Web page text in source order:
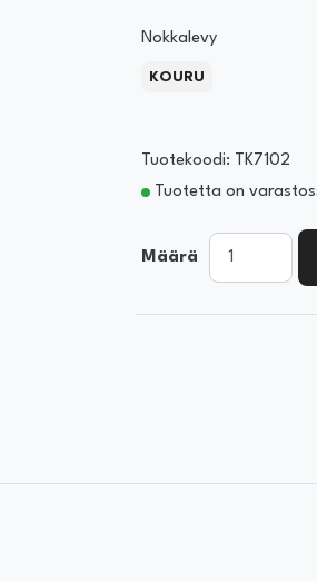
Nokkalevy
KOURU
Tuotekoodi: TK7102
Tuotetta on
Määrä